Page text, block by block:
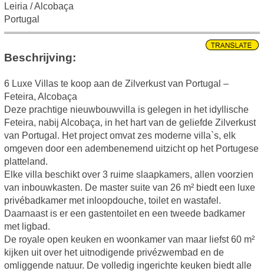
Leiria / Alcobaça
Portugal
Beschrijving:
6 Luxe Villas te koop aan de Zilverkust van Portugal –
Feteira, Alcobaça
Deze prachtige nieuwbouwvilla is gelegen in het idyllische
Feteira, nabij Alcobaça, in het hart van de geliefde Zilverkust
van Portugal. Het project omvat zes moderne villa`s, elk
omgeven door een adembenemend uitzicht op het Portugese
platteland.
Elke villa beschikt over 3 ruime slaapkamers, allen voorzien
van inbouwkasten. De master suite van 26 m² biedt een luxe
privébadkamer met inloopdouche, toilet en wastafel.
Daarnaast is er een gastentoilet en een tweede badkamer
met ligbad.
De royale open keuken en woonkamer van maar liefst 60 m²
kijken uit over het uitnodigende privézwembad en de
omliggende natuur. De volledig ingerichte keuken biedt alle